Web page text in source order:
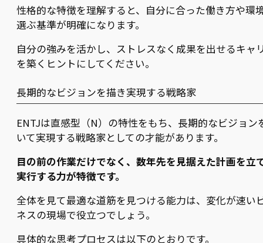
性格的な特徴を理解すると、自分に合った働き方や環
選ぶ基準が明確になります。
自分の強みを活かし、ストレスなく成果を出せるキャ
を築くヒントにしてください。
長期的なビジョンを描き実現する戦略家
ENTJは直感型（N）の特性をもち、長期的なビジョン
いて実現する戦略家としての才能があります。
目の前の作業だけでなく、数年先を見据えた計画を立
実行する力が特徴です。
全体を見て最適な道筋を見つける能力は、変化が速い
ネスの現場で役立つでしょう。
具体的な思考プロセスは以下のとおりです。